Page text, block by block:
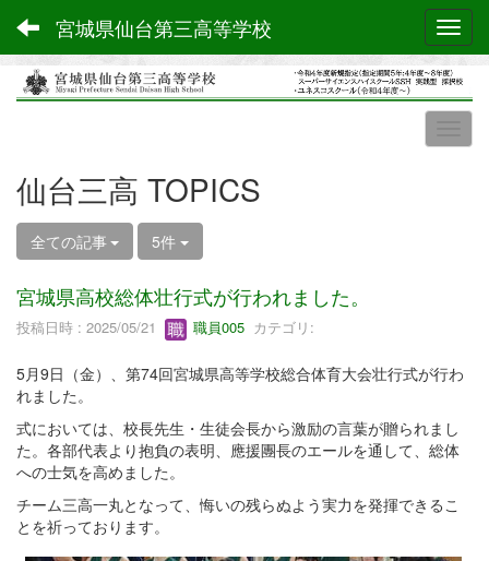
宮城県仙台第三高等学校
仙台三高 TOPICS
全ての記事 5件
宮城県高校総体壮行式が行われました。
投稿日時 : 2025/05/21 職員005 カテゴリ:
5月9日（金）、第74回宮城県高等学校総合体育大会壮行式が行わ
れました。
式においては、校長先生・生徒会長から激励の言葉が贈られまし
た。各部代表より抱負の表明、應援團長のエールを通して、総体
への士気を高めました。
チーム三高一丸となって、悔いの残らぬよう実力を発揮できるこ
とを祈っております。